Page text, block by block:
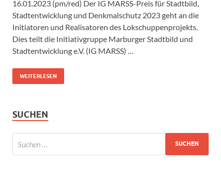
16.01.2023 (pm/red) Der IG MARSS-Preis für Stadtbild,
Stadtentwicklung und Denkmalschutz 2023 geht an die
Initiatoren und Realisatoren des Lokschuppenprojekts.
Dies teilt die Initiativgruppe Marburger Stadtbild und
Stadtentwicklung e.V. (IG MARSS) …
WEITERLESEN
SUCHEN